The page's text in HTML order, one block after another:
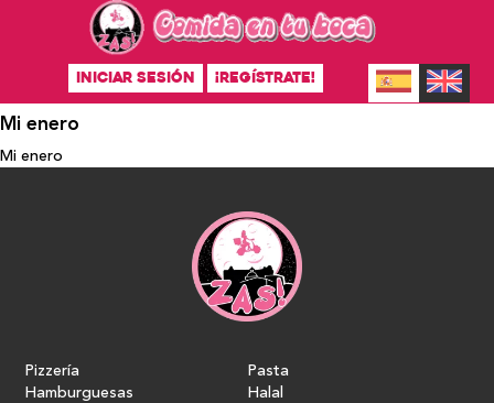
INICIAR SESIÓN ¡REGÍSTRATE!
Mi enero
Mi enero
Pizzería
Hamburguesas
Pasta
Halal